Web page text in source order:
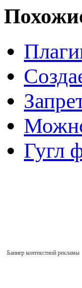
Гугл
Баннер контекстной рекламы